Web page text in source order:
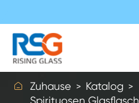
 Zuhause
Katalog
Spirituosen